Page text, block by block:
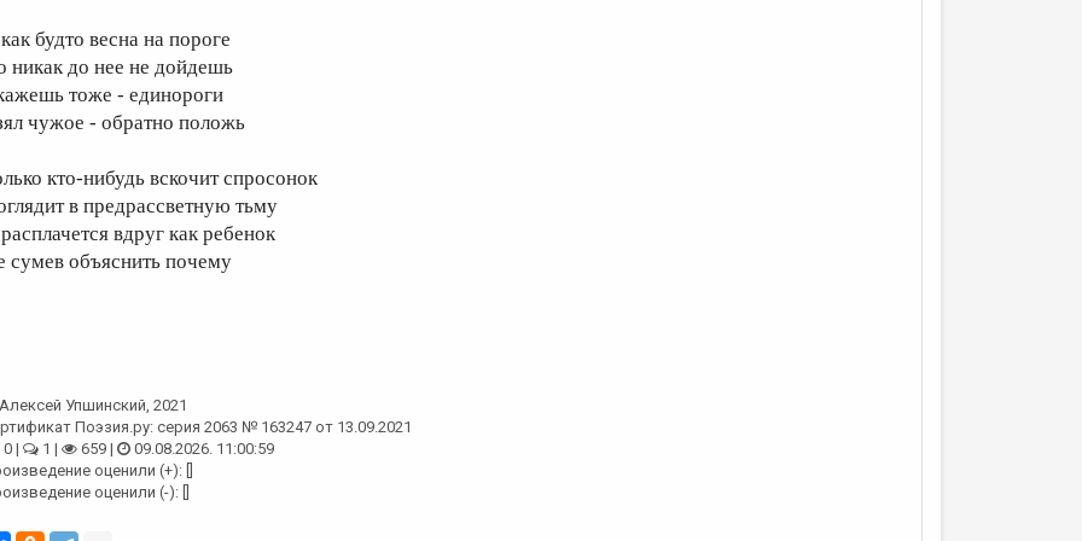
будто весна на пороге
никак до нее не дойдешь
тоже - единороги
чужое - обратно положь
кто-нибудь вскочит спросонок
в предрассветную тьму
вдруг как ребенок
сумев объяснить почему
Алексей Упшинский, 2021
Поэзия.ру: серия 2063 № 163247 от 13.09.2021
0 |
1 | 659 |
09.08.2026. 11:00:59
оценили (+): []
оценили (-): []